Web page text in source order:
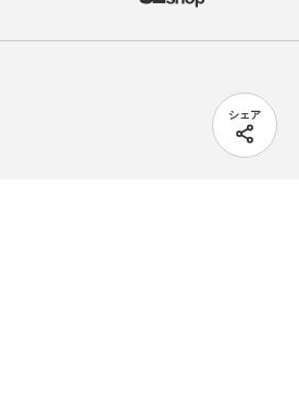
シェア